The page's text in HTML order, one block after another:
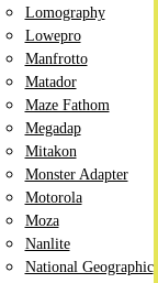
Lomography
Lowepro
Manfrotto
Matador
Maze Fathom
Megadap
Mitakon
Monster Adapter
Motorola
Moza
Nanlite
National Geographic